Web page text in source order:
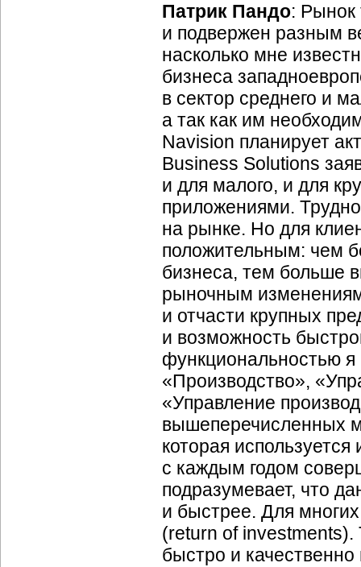
Патрик Пандо: Рынок
и подвержен разным
насколько мне
бизнеса
в сектор среднего и
а так как им
Navision планирует
Business Solutions
и для малого, и для
приложениями. Трудно
на рынке. Но для
положительным: чем
бизнеса, тем больше
рыночным
и отчасти крупных
и возможность
функциональностью
«Производство»,
«Управление
вышеперечисленных
которая
с каждым годом
подразумевает, что
и быстрее. Для
(return of investments).
быстро и качественно